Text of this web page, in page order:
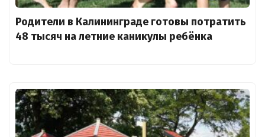
Родители в Калининграде готовы потратить
48 тысяч на летние каникулы ребёнка